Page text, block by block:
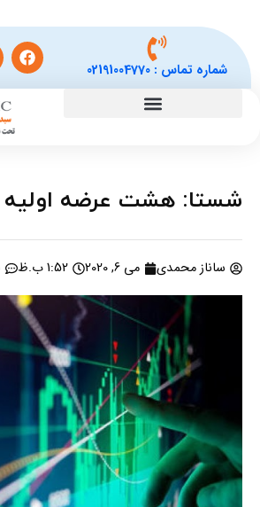
شماره تماس :02191004770
شستا: هشت عرضه اولیه
ساناز محمدی می 6, 2020 1:52 ب.ظ